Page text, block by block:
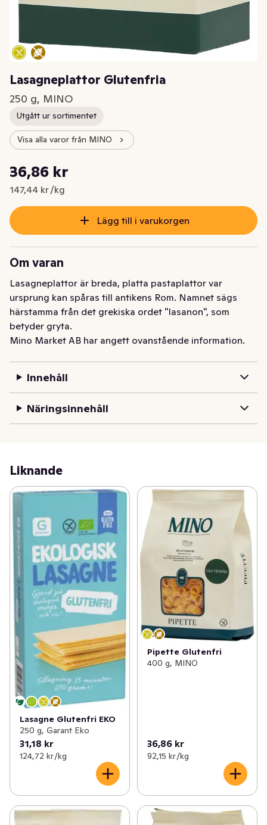
Lasagneplattor Glutenfria
250 g, MINO
Utgått ur sortimentet
Visa alla varor från MINO
Nuvarande pris är: 36,86 kr
36,86 kr
147,44 kr /kg
Styckpris: 147,44 kr /kg
Lägg till i varukorgen
Om varan
Lasagneplattor är breda, platta pastaplattor var
ursprung kan spåras till antikens Rom. Namnet sägs
härstamma från det grekiska ordet "lasanon", som
betyder gryta.
Mino Market AB har angett ovanstående information.
Innehåll
Näringsinnehåll
Liknande
Lasagne Glutenfri EKO
250 g, Garant Eko
31,18 kr
124,72 kr /kg
Pipette Glutenfri
400 g, MINO
36,86 kr
92,15 kr /kg